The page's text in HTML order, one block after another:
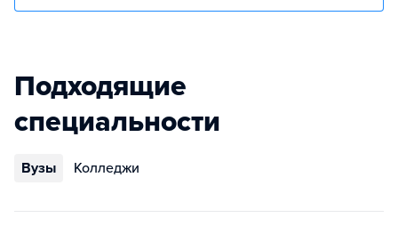
Подходящие
специальности
Вузы Колледжи